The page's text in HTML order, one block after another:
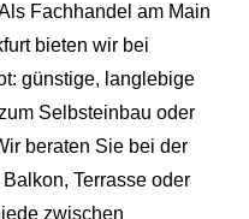
Fachhandel am Main
bieten wir bei
günstige, langlebige
Selbsteinbau oder
beraten Sie bei der
Terrasse oder
zwischen